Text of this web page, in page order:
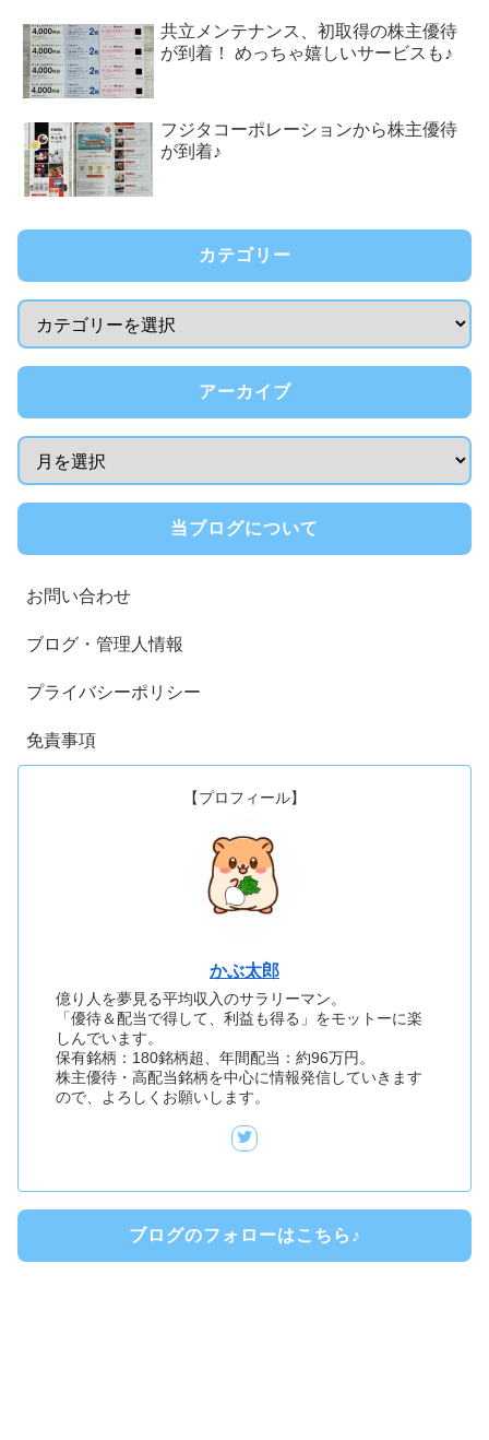
共立メンテナンス、初取得の株主優待
が到着！ めっちゃ嬉しいサービスも♪
フジタコーポレーションから株主優待
が到着♪
カテゴリー
アーカイブ
当ブログについて
お問い合わせ
ブログ・管理人情報
プライバシーポリシー
免責事項
【プロフィール】
かぶ太郎
億り人を夢見る平均収入のサラリーマン。
「優待＆配当で得して、利益も得る」をモットーに楽
しんでいます。
保有銘柄：180銘柄超、年間配当：約96万円。
株主優待・高配当銘柄を中心に情報発信していきます
ので、よろしくお願いします。
ブログのフォローはこちら♪